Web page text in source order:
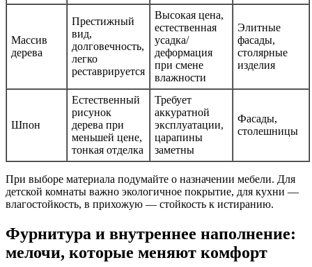
Массив
дерева
Престижный
вид,
долговечность,
легко
реставрируется
Высокая цена,
естественная
усадка/
деформация
при смене
влажности
Элитные
фасады,
столярные
изделия
Шпон
Естественный
рисунок
дерева при
меньшей цене,
тонкая отделка
Требует
аккуратной
эксплуатации,
царапины
заметны
Фасады,
столешницы
При выборе материала подумайте о назначении мебели. Для
детской комнаты важно экологичное покрытие, для кухни —
влагостойкость, в прихожую — стойкость к истиранию.
Фурнитура и внутреннее наполнение:
мелочи, которые меняют комфорт